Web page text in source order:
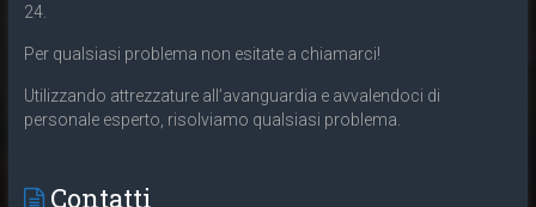
24.
Per qualsiasi problema non esitate a chiamarci!
Utilizzando attrezzature all’avanguardia e avvalendoci di
personale esperto, risolviamo qualsiasi problema.
Contatti